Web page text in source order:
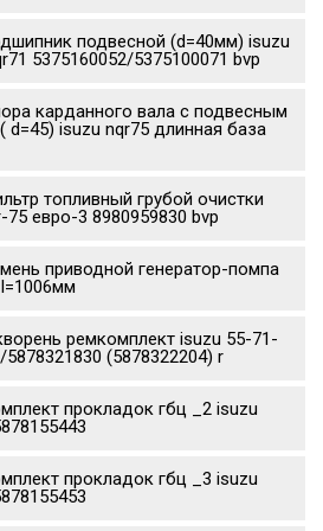
подвесной (d=40мм) isuzu
5375160052/5375100071 bvp
карданного вала с подвесным
isuzu nqr75 длинная база
топливный грубой очистки
75 евро-3 8980959830 bvp
приводной генератор-помпа
ремкомплект isuzu 55-71-
5878321830 (5878322204) r
прокладок гбц _2 isuzu
прокладок гбц _3 isuzu